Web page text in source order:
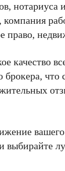
нотариуса
право,
качество
что
выбирайте